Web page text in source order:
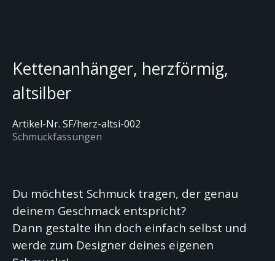
Kettenanhänger, herzförmig,
altsilber
Artikel-Nr. SF/herz-altsi-002
Schmuckfassungen
Du möchtest Schmuck tragen, der genau
deinem Geschmack entspricht?
Dann gestalte ihn doch einfach selbst und
werde zum Designer deines eigenen